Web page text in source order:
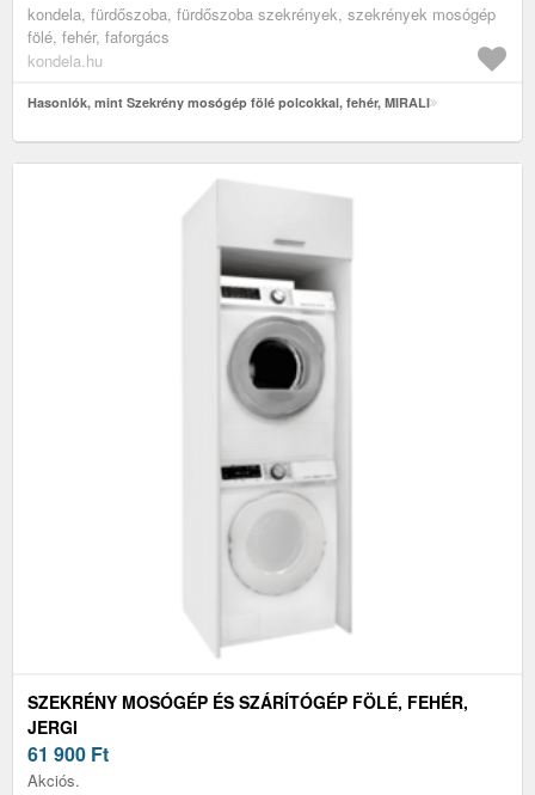
kondela, fürdőszoba, fürdőszoba szekrények, szekrények mosógép
fölé, fehér, faforgács
kondela.hu
Hasonlók, mint Szekrény mosógép fölé polcokkal, fehér, MIRALI
SZEKRÉNY MOSÓGÉP ÉS SZÁRÍTÓGÉP FÖLÉ, FEHÉR,
JERGI
61 900 Ft
Akciós.